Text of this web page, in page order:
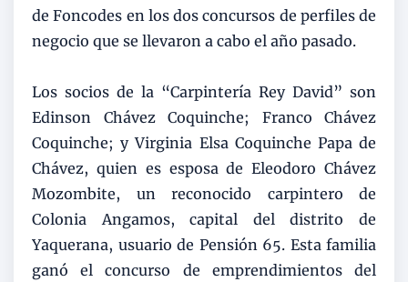
de Foncodes en los dos concursos de perfiles de
negocio que se llevaron a cabo el año pasado.
Los socios de la “Carpintería Rey David” son
Edinson Chávez Coquinche; Franco Chávez
Coquinche; y Virginia Elsa Coquinche Papa de
Chávez, quien es esposa de Eleodoro Chávez
Mozombite, un reconocido carpintero de
Colonia Angamos, capital del distrito de
Yaquerana, usuario de Pensión 65. Esta familia
ganó el concurso de emprendimientos del